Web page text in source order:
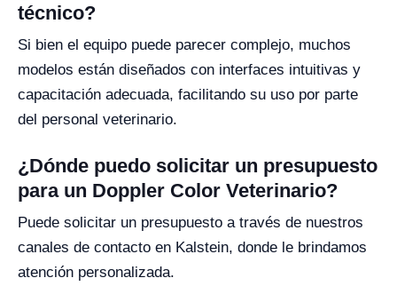
técnico?
Si bien el equipo puede parecer complejo, muchos
modelos están diseñados con interfaces intuitivas y
capacitación adecuada, facilitando su uso por parte
del personal veterinario.
¿Dónde puedo solicitar un presupuesto
para un Doppler Color Veterinario?
Puede solicitar un presupuesto a través de nuestros
canales de contacto en Kalstein, donde le brindamos
atención personalizada.